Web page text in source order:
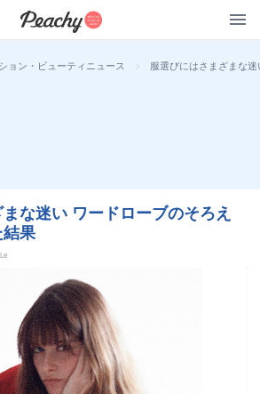
ョン・ビューティニュース > 服選びにはさまざまな
な迷い ワードローブのそろえ
果